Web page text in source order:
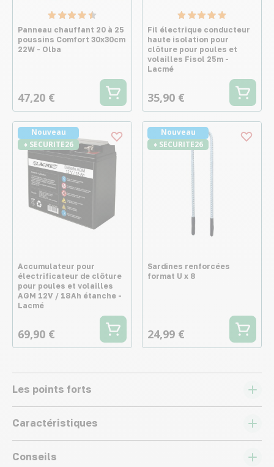
Panneau chauffant 20 à 25
poussins Comfort 30x30cm
22W - Olba
47,20 €
Fil électrique conducteur
haute isolation pour
clôture pour poules et
volailles Fisol 25m -
Lacmé
35,90 €
Nouveau
♦ SECURITE26
Accumulateur pour
électrificateur de clôture
pour poules et volailles
AGM 12V / 18Ah étanche -
Lacmé
69,90 €
Nouveau
♦ SECURITE26
Sardines renforcées
format U x 8
24,99 €
Les points forts
Caractéristiques
Conseils